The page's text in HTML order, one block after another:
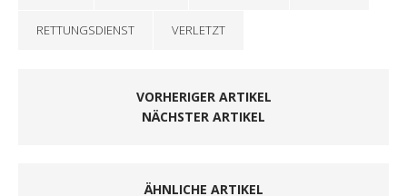
RETTUNGSDIENST VERLETZT
VORHERIGER ARTIKEL
NÄCHSTER ARTIKEL
ÄHNLICHE ARTIKEL